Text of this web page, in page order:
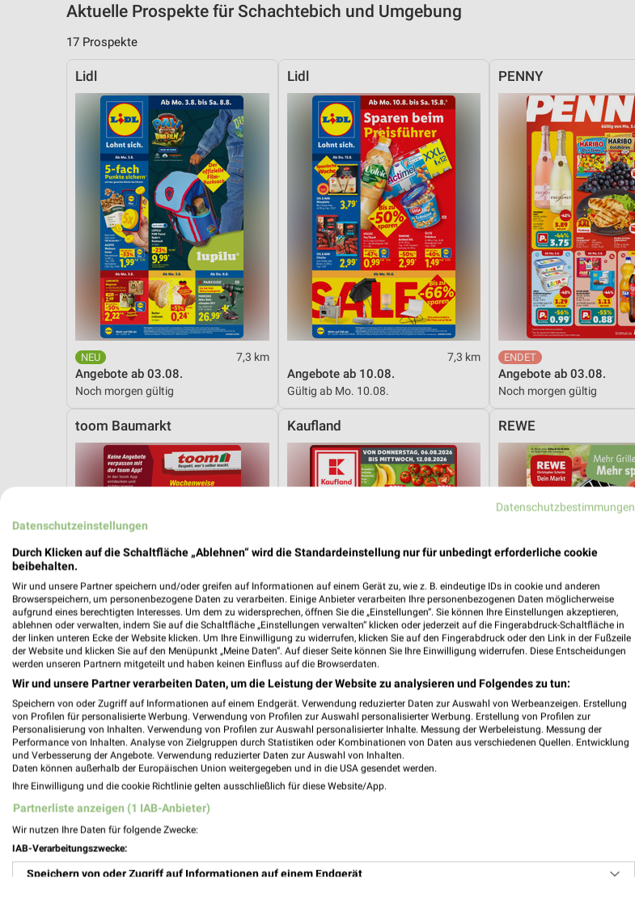
Aktuelle Prospekte für Schachtebich und Umgebung
17 Prospekte
Lidl
7,3 km
Angebote ab 03.08.
Noch morgen gültig
Lidl
7,3 km
Angebote ab 10.08.
Gültig ab Mo. 10.08.
PENNY
Angebote ab 03.08.
Noch morgen gültig
toom Baumarkt
18,4 km
Angebote ab 01.08.
Noch heute gültig
Kaufland
16,7 km
Angebote ab 06.08.
Gültig bis Mi. 12.08.
REWE
Angebote ab 03.08.
Noch morgen gültig
Opti Wohnwelt Opti Wohnwelt
Datenschutzbestimmungen
Datenschutzeinstellungen
Durch Klicken auf die Schaltfläche „Ablehnen“ wird die Standardeinstellung nur für unbedingt erforderliche cookie
beibehalten.
Wir und unsere Partner speichern und/oder greifen auf Informationen auf einem Gerät zu, wie z. B. eindeutige IDs in cookie und anderen
Browserspeichern, um personenbezogene Daten zu verarbeiten. Einige Anbieter verarbeiten Ihre personenbezogenen Daten möglicherweise
aufgrund eines berechtigten Interesses. Um dem zu widersprechen, öffnen Sie die „Einstellungen“. Sie können Ihre Einstellungen akzeptieren,
ablehnen oder verwalten, indem Sie auf die Schaltfläche „Einstellungen verwalten“ klicken oder jederzeit auf die Fingerabdruck-Schaltfläche in
der linken unteren Ecke der Website klicken. Um Ihre Einwilligung zu widerrufen, klicken Sie auf den Fingerabdruck oder den Link in der Fußzeile
der Website und klicken Sie auf den Menüpunkt „Meine Daten“. Auf dieser Seite können Sie Ihre Einwilligung widerrufen. Diese Entscheidungen
werden unseren Partnern mitgeteilt und haben keinen Einfluss auf die Browserdaten.
Wir und unsere Partner verarbeiten Daten, um die Leistung der Website zu analysieren und Folgendes zu tun:
Speichern von oder Zugriff auf Informationen auf einem Endgerät. Verwendung reduzierter Daten zur Auswahl von Werbeanzeigen. Erstellung
von Profilen für personalisierte Werbung. Verwendung von Profilen zur Auswahl personalisierter Werbung. Erstellung von Profilen zur
Personalisierung von Inhalten. Verwendung von Profilen zur Auswahl personalisierter Inhalte. Messung der Werbeleistung. Messung der
Performance von Inhalten. Analyse von Zielgruppen durch Statistiken oder Kombinationen von Daten aus verschiedenen Quellen. Entwicklung
und Verbesserung der Angebote. Verwendung reduzierter Daten zur Auswahl von Inhalten.
Daten können außerhalb der Europäischen Union weitergegeben und in die USA gesendet werden.
Ihre Einwilligung und die cookie Richtlinie gelten ausschließlich für diese Website/App.
Partnerliste anzeigen (1 IAB-Anbieter)
Wir nutzen Ihre Daten für folgende Zwecke:
IAB-Verarbeitungszwecke:
Speichern von oder Zugriff auf Informationen auf einem Endgerät